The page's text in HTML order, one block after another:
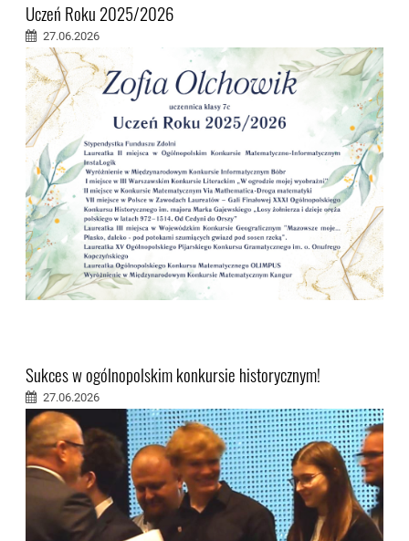
Uczeń Roku 2025/2026
27.06.2026
Sukces w ogólnopolskim konkursie historycznym!
27.06.2026